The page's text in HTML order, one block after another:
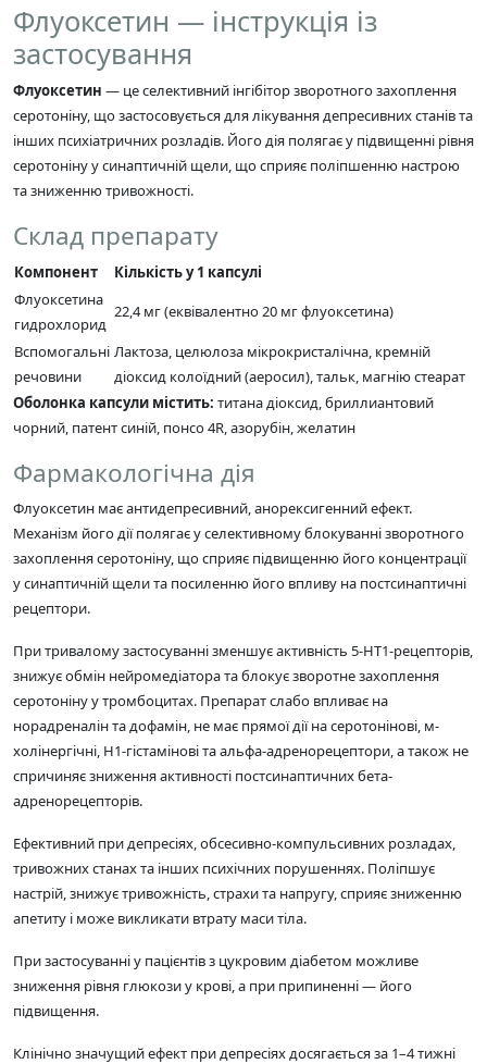
Флуоксетин — інструкція із
застосування
Флуоксетин — це селективний інгібітор зворотного захоплення
серотоніну, що застосовується для лікування депресивних станів та
інших психіатричних розладів. Його дія полягає у підвищенні рівня
серотоніну у синаптичній щели, що сприяє поліпшенню настрою
та зниженню тривожності.
Склад препарату
Компонент
Кількість у 1 капсулі
Флуоксетина
гидрохлорид
22,4 мг (еквівалентно 20 мг флуоксетина)
Вспомогальні
речовини
Лактоза, целюлоза мікрокристалічна, кремній
діоксид колоїдний (аеросил), тальк, магнію стеарат
Оболонка капсули містить: титана діоксид, бриллиантовий
чорний, патент синій, понсо 4R, азорубін, желатин
Фармакологічна дія
Флуоксетин має антидепресивний, анорексигенний ефект.
Механізм його дії полягає у селективному блокуванні зворотного
захоплення серотоніну, що сприяє підвищенню його концентрації
у синаптичній щели та посиленню його впливу на постсинаптичні
рецептори.
При тривалому застосуванні зменшує активність 5-НТ1-рецепторів,
знижує обмін нейромедіатора та блокує зворотне захоплення
серотоніну у тромбоцитах. Препарат слабо впливає на
норадреналін та дофамін, не має прямої дії на серотонінові, м-
холінергічні, Н1-гістамінові та альфа-адренорецептори, а також не
спричиняє зниження активності постсинаптичних бета-
адренорецепторів.
Ефективний при депресіях, обсесивно-компульсивних розладах,
тривожних станах та інших психічних порушеннях. Поліпшує
настрій, знижує тривожність, страхи та напругу, сприяє зниженню
апетиту і може викликати втрату маси тіла.
При застосуванні у пацієнтів з цукровим діабетом можливе
зниження рівня глюкози у крові, а при припиненні — його
підвищення.
Клінічно значущий ефект при депресіях досягається за 1–4 тижні